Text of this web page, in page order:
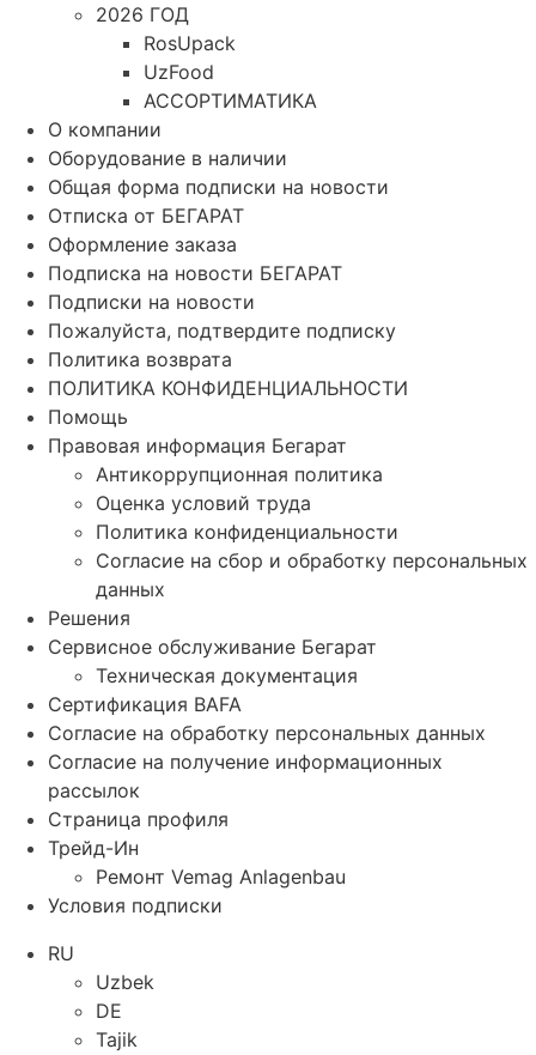
2026 ГОД
RosUpack
UzFood
АССОРТИМАТИКА
О компании
Оборудование в наличии
Общая форма подписки на новости
Отписка от БЕГАРАТ
Оформление заказа
Подписка на новости БЕГАРАТ
Подписки на новости
Пожалуйста, подтвердите подписку
Политика возврата
ПОЛИТИКА КОНФИДЕНЦИАЛЬНОСТИ
Помощь
Правовая информация Бегарат
Антикоррупционная политика
Оценка условий труда
Политика конфиденциальности
Согласие на сбор и обработку персональных
данных
Решения
Сервисное обслуживание Бегарат
Техническая документация
Сертификация BAFA
Согласие на обработку персональных данных
Согласие на получение информационных
рассылок
Страница профиля
Трейд-Ин
Ремонт Vemag Anlagenbau
Условия подписки
RU
Uzbek
DE
Tajik